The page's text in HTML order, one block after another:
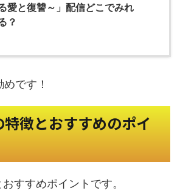
愛と復讐～」配信どこでみれ
？
めです！
徴とおすすめのポイ
すすめポイントです。